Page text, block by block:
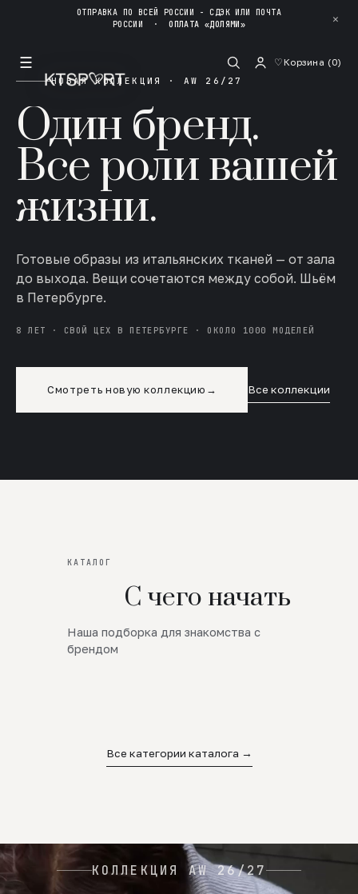
ОТПРАВКА ПО ВСЕЙ РОССИИ - СДЭК ИЛИ ПОЧТА
РОССИИ ·ОПЛАТА «ДОЛЯМИ» ✕
☰ ♡Корзина (0)
НОВАЯ КОЛЛЕКЦИЯ · AW 26/27
Один бренд.
Все роли вашей
жизни.
Готовые образы из итальянских тканей — от зала
до выхода. Вещи сочетаются между собой. Шьём
в Петербурге.
8 ЛЕТ · СВОЙ ЦЕХ В ПЕТЕРБУРГЕ · ОКОЛО 1000 МОДЕЛЕЙ
Смотреть новую коллекцию → Все коллекции
КАТАЛОГ
С чего начать
Наша подборка для знакомства с
брендом
Новинки
SALE
Все категории каталога →
КОЛЛЕКЦИЯ AW 26/27